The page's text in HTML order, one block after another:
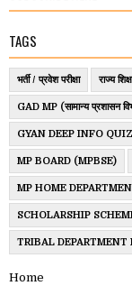
TAGS
भर्ती / प्रवेश परीक्षा राज्य
GAD MP (सामान्य प्रशासन
GYAN DEEP INFO QUIZ
MP BOARD (MPBSE)
MP HOME
SCHOLARSHIP
TRIBAL DEPARTMENT
Home